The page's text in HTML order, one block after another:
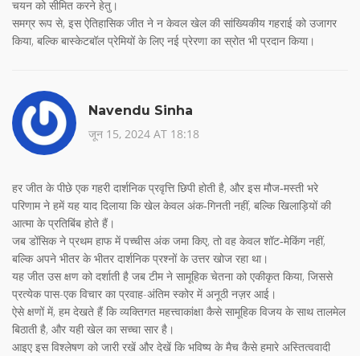
चयन को सीमित करने हेतु।
समग्र रूप से, इस ऐतिहासिक जीत ने न केवल खेल की सांख्यिकीय गहराई को उजागर
किया, बल्कि बास्केटबॉल प्रेमियों के लिए नई प्रेरणा का स्रोत भी प्रदान किया।
Navendu Sinha
जून 15, 2024 AT 18:18
हर जीत के पीछे एक गहरी दार्शनिक प्रवृत्ति छिपी होती है, और इस मौज‑मस्ती भरे
परिणाम ने हमें यह याद दिलाया कि खेल केवल अंक‑गिनती नहीं, बल्कि खिलाड़ियों की
आत्मा के प्रतिबिंब होते हैं।
जब डोंसिक ने प्रथम हाफ में पच्चीस अंक जमा किए, तो वह केवल शॉट‑मेकिंग नहीं,
बल्कि अपने भीतर के भीतर दार्शनिक प्रश्नों के उत्तर खोज रहा था।
यह जीत उस क्षण को दर्शाती है जब टीम ने सामूहिक चेतना को एकीकृत किया, जिससे
प्रत्येक पास-एक विचार का प्रवाह-अंतिम स्कोर में अनूठी नज़र आई।
ऐसे क्षणों में, हम देखते हैं कि व्यक्तिगत महत्त्वाकांक्षा कैसे सामूहिक विजय के साथ तालमेल
बिठाती है, और यही खेल का सच्चा सार है।
आइए इस विश्लेषण को जारी रखें और देखें कि भविष्य के मैच कैसे हमारे अस्तित्ववादी